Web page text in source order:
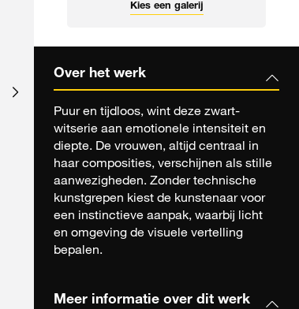
Kies een galerij
Over het werk
Puur en tijdloos, wint deze zwart-
witserie aan emotionele intensiteit en
diepte. De vrouwen, altijd centraal in
haar composities, verschijnen als stille
aanwezigheden. Zonder technische
kunstgrepen kiest de kunstenaar voor
een instinctieve aanpak, waarbij licht
en omgeving de visuele vertelling
bepalen.
Meer informatie over dit werk